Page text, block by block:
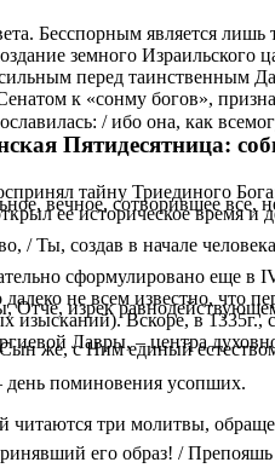
Бесспорным является
земного
перед таинственным
к «сонму богов»,
Пятидесятница:
тайну Триединого
ее историческое время и
сформулировано еще
не всем известно, что
изысканий). Вскоре, в
Лавры, – центра
день поминовения усопших.
три молитвы,
/ ибо она, как
вечное, сотворившее
создав в начале
Отче, изрек
же, с Ним единый
его образ! /